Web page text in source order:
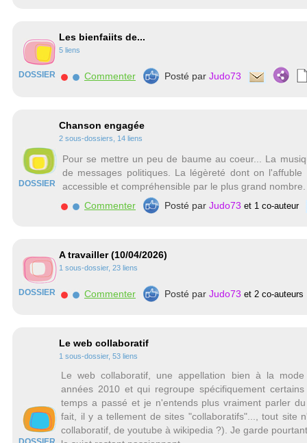
DOSSIER
Les bienfaiits de...
5 liens
Commenter Posté par Judo73
DOSSIER
Chanson engagée
2 sous-dossiers, 14 liens
Pour se mettre un peu de baume au coeur... La
de messages politiques. La légèreté dont on
accessible et compréhensible par le plus grand nombre.
Commenter
Posté par Judo73 et 1 co-auteur
DOSSIER
A travailler (10/04/2026)
1 sous-dossier, 23 liens
Commenter Posté par Judo73 et 2 co-auteurs
Le web collaboratif
1 sous-dossier, 53 liens
Le web collaboratif, une appellation bien à la
années 2010 et qui regroupe spécifiquement
temps a passé et je n'entends plus vraiment parler
fait, il y a tellement de sites "collaboratifs"..., tout site
collaboratif, de youtube à wikipedia ?). Je garde